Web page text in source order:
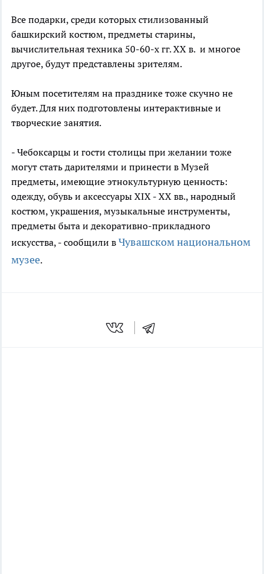
Все подарки, среди которых стилизованный
башкирский костюм, предметы старины,
вычислительная техника 50-60-х гг. XX в. и многое
другое, будут представлены зрителям.
Юным посетителям на празднике тоже скучно не
будет. Для них подготовлены интерактивные и
творческие занятия.
- Чебоксарцы и гости столицы при желании тоже
могут стать дарителями и принести в Музей
предметы, имеющие этнокультурную ценность:
одежду, обувь и аксессуары XIX - XX вв., народный
костюм, украшения, музыкальные инструменты,
предметы быта и декоративно-прикладного
искусства, - сообщили в Чувашском национальном
музее.